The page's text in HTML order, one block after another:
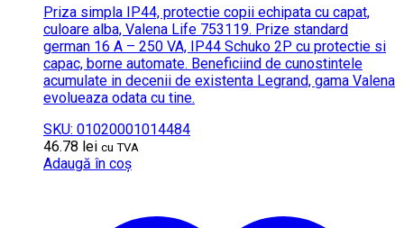
Priza simpla IP44, protectie copii echipata cu capat,
culoare alba, Valena Life 753119. Prize standard
german 16 A – 250 VA, IP44 Schuko 2P cu protectie si
capac, borne automate. Beneficiind de cunostintele
acumulate in decenii de existenta Legrand, gama Valena
evolueaza odata cu tine.
SKU: 01020001014484
46.78 lei cu TVA
Adaugă în coș